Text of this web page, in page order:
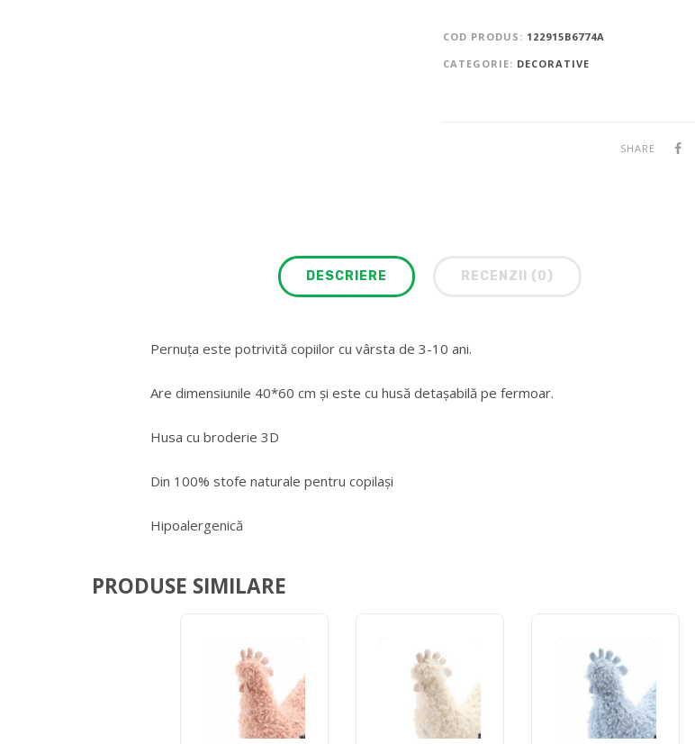
COD PRODUS: 122915B6774A
CATEGORIE: DECORATIVE
SHARE
DESCRIERE RECENZII (0)
Pernuța este potrivită copiilor cu vârsta de 3-10 ani.
Are dimensiunile 40*60 cm și este cu husă detașabilă pe fermoar.
Husa cu broderie 3D
Din 100% stofe naturale pentru copilași
Hipoalergenică
PRODUSE SIMILARE